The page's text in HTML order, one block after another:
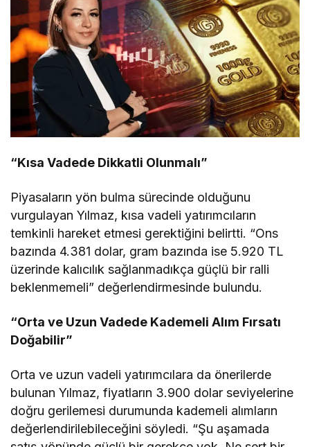
“Kısa Vadede Dikkatli Olunmalı”
Piyasaların yön bulma sürecinde olduğunu
vurgulayan Yılmaz, kısa vadeli yatırımcıların
temkinli hareket etmesi gerektiğini belirtti. “Ons
bazında 4.381 dolar, gram bazında ise 5.920 TL
üzerinde kalıcılık sağlanmadıkça güçlü bir ralli
beklenmemeli” değerlendirmesinde bulundu.
“Orta ve Uzun Vadede Kademeli Alım Fırsatı
Doğabilir”
Orta ve uzun vadeli yatırımcılara da önerilerde
bulunan Yılmaz, fiyatların 3.900 dolar seviyelerine
doğru gerilemesi durumunda kademeli alımların
değerlendirilebileceğini söyledi. “Şu aşamada